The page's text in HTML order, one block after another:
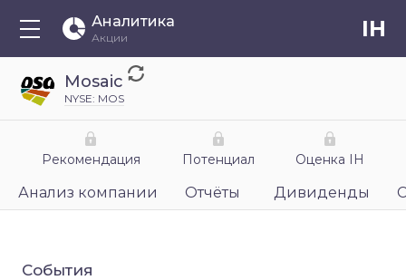
Аналитика
Акции IH
Mosaic
NYSE: MOS
Рекомендация Потенциал Оценка IH
Анализ компании Отчёты Дивиденды
События